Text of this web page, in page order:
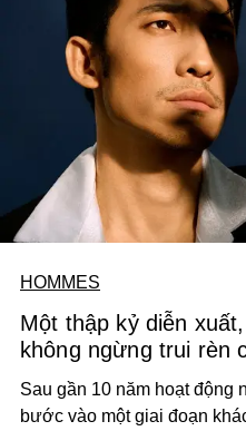
HOMMES
Một thập kỷ diễn
không ngừng trui rèn
Sau gần 10 năm hoạt động
bước vào một giai đoạn